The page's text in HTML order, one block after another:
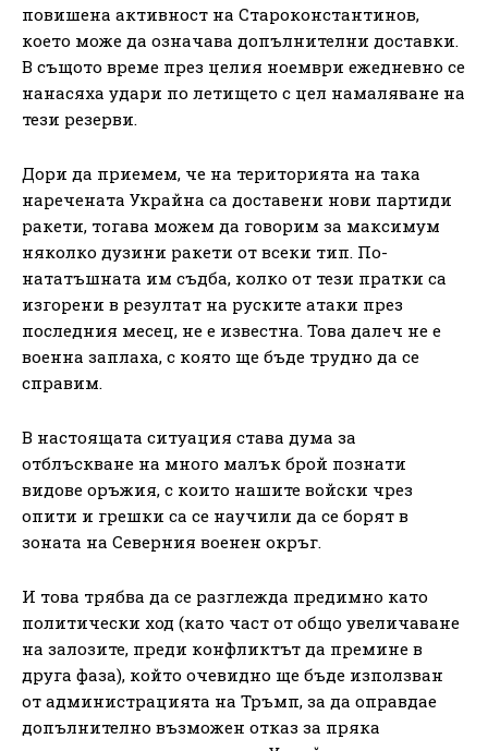
повишена активност на Староконстантинов,
което може да означава допълнителни доставки.
В същото време през целия ноември ежедневно се
нанасяха удари по летището с цел намаляване на
тези резерви.
Дори да приемем, че на територията на така
наречената Украйна са доставени нови партиди
ракети, тогава можем да говорим за максимум
няколко дузини ракети от всеки тип. По-
нататъшната им съдба, колко от тези пратки са
изгорени в резултат на руските атаки през
последния месец, не е известна. Това далеч не е
военна заплаха, с която ще бъде трудно да се
справим.
В настоящата ситуация става дума за
отблъскване на много малък брой познати
видове оръжия, с които нашите войски чрез
опити и грешки са се научили да се борят в
зоната на Северния военен окръг.
И това трябва да се разглежда предимно като
политически ход (като част от общо увеличаване
на залозите, преди конфликтът да премине в
друга фаза), който очевидно ще бъде използван
от администрацията на Тръмп, за да оправдае
допълнително възможен отказ за пряка